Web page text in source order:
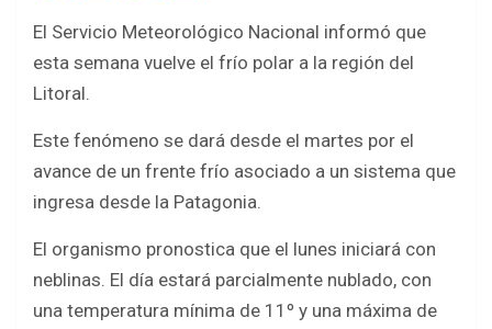
ce
b
o
k
tt
er
at
s
p
p
ar
e
El Servicio Meteorológico Nacional informó que
esta semana vuelve el frío polar a la región del
Litoral.
Este fenómeno se dará desde el martes por el
avance de un frente frío asociado a un sistema que
ingresa desde la Patagonia.
El organismo pronostica que el lunes iniciará con
neblinas. El día estará parcialmente nublado, con
una temperatura mínima de 11º y una máxima de